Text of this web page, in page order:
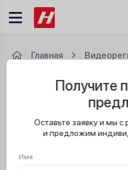
Главная
TurboHD
7108HUHI-M1/S 8-
Получите
Оставьте заявку и мы
и предложим
Имя